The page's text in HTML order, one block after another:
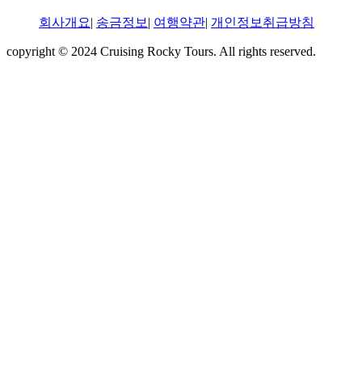
회사개요| 송금정보 | 여행약관| 개인정보취급방침
copyright © 2024 Cruising Rocky Tours. All rights reserved.